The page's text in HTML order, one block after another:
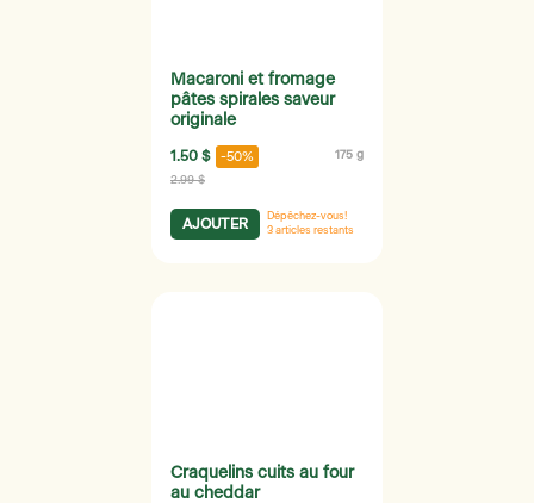
Macaroni et fromage
pâtes spirales saveur
originale
1.50 $ -50% 175 g
2.99 $
AJOUTER
Dépêchez-vous!
3 articles restants
Craquelins cuits au four
au cheddar